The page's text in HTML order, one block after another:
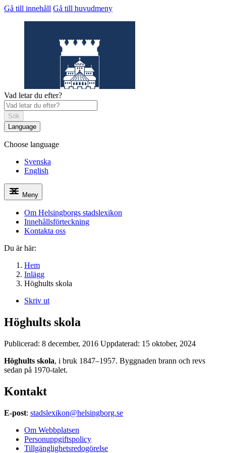
Gå till innehåll Gå till huvudmeny
Helsingborgs stadslexikon
Vad letar du efter?
Sök
Language
Choose language
Svenska
English
Meny
Om Helsingborgs stadslexikon
Innehållsförteckning
Kontakta oss
Du är här:
Hem
Inlägg
Höghults skola
Skriv ut
Höghults skola
Publicerad: 8 december, 2016 Uppdaterad: 15 oktober, 2024
Höghults skola, i bruk 1847–1957. Byggnaden brann och revs
sedan på 1970-talet.
Kontakt
E-post: stadslexikon@helsingborg.se
Om Webbplatsen
Personuppgiftspolicy
Tillgänglighetsredogörelse